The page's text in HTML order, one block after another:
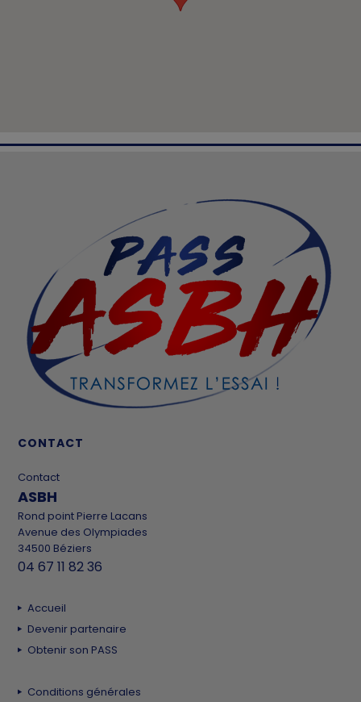
CONTACT
Contact
ASBH
Rond point Pierre Lacans
Avenue des Olympiades
34500 Béziers
04 67 11 82 36
Accueil
Devenir partenaire
Obtenir son PASS
Conditions générales